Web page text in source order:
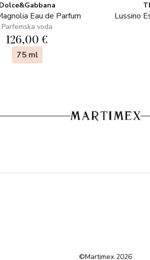
Dolce&Gabbana
Eau de Parfum
Parfemska voda
126,00 €
75 ml
Lussino
©Martimex 2026